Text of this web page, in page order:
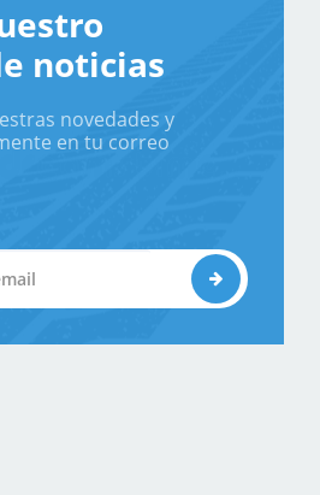
noticias
novedades y
en tu correo